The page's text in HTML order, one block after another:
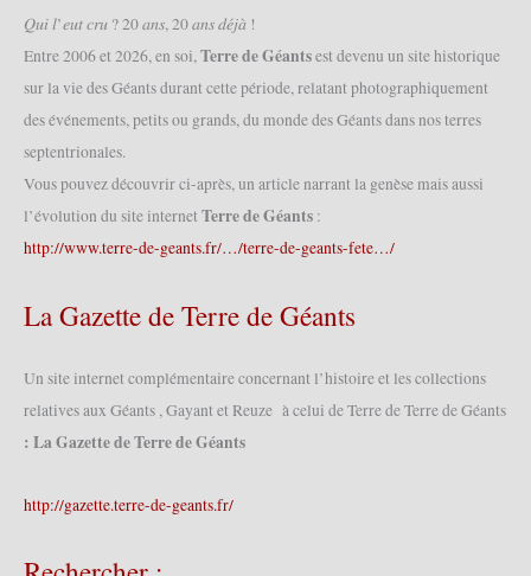
𝑄𝑢𝑖 𝑙’𝑒𝑢𝑡 𝑐𝑟𝑢 ? 20 𝑎𝑛𝑠, 20 𝑎𝑛𝑠 𝑑𝑒́𝑗𝑎̀ !
Entre 2006 et 2026, en soi,Terre de Géantsest devenu un site historique
sur la vie des Géants durant cette période, relatant photographiquement
des événements, petits ou grands, du monde des Géants dans nos terres
septentrionales.
Vous pouvez découvrir ci-après, un article narrant la genèse mais aussi
l’évolution du site internet Terre de Géants :
http://www.terre-de-geants.fr/…/terre-de-geants-fete…/
La Gazette de Terre de Géants
Un site internet complémentaire concernant l’histoire et les collections
relatives aux Géants , Gayant et Reuze à celui de Terre de Terre de Géants
: La Gazette de Terre de Géants
http://gazette.terre-de-geants.fr/